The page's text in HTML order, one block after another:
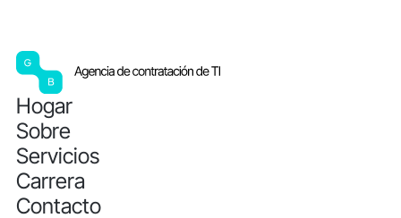
Hogar
Sobre
Servicios
Carrera
Contacto